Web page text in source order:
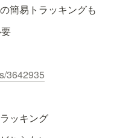
簡易トラッキングも
3642935
ッキング